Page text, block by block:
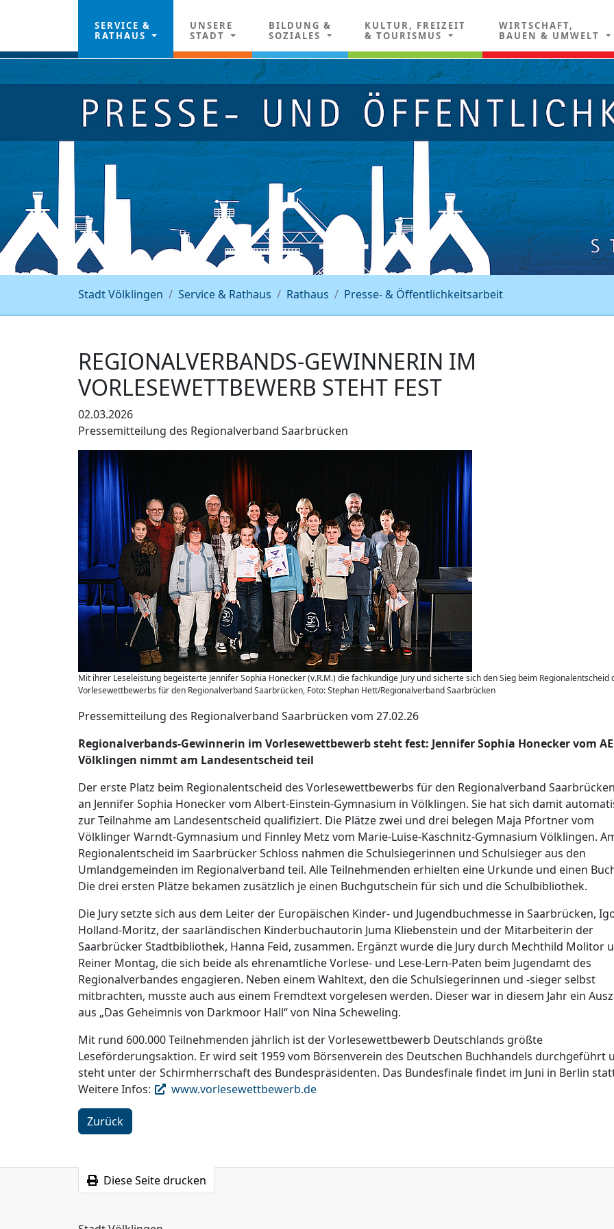
SERVICE &
RATHAUS
UNSERE
STADT
BILDUNG &
SOZIALES
KULTUR, FREIZEIT
& TOURISMUS
WIRTSCHAFT,
BAUEN & UMWELT
Stadt Völklingen Service & Rathaus Rathaus Presse- & Öffentlichkeitsarbeit
REGIONALVERBANDS-GEWINNERIN IM
VORLESEWETTBEWERB STEHT FEST
02.03.2026
Pressemitteilung des Regionalverband Saarbrücken
Mit ihrer Leseleistung begeisterte Jennifer Sophia Honecker (v.R.M.) die fachkundige Jury und sicherte sich den Sieg beim Regionalentscheid
Vorlesewettbewerbs für den Regionalverband Saarbrücken, Foto: Stephan Hett/Regionalverband Saarbrücken
Pressemitteilung des Regionalverband Saarbrücken vom 27.02.26
Regionalverbands-Gewinnerin im Vorlesewettbewerb steht fest: Jennifer Sophia Honecker vom
Völklingen nimmt am Landesentscheid teil
Der erste Platz beim Regionalentscheid des Vorlesewettbewerbs für den Regionalverband
an Jennifer Sophia Honecker vom Albert-Einstein-Gymnasium in Völklingen. Sie hat sich damit
zur Teilnahme am Landesentscheid qualifiziert. Die Plätze zwei und drei belegen Maja Pfortner vom
Völklinger Warndt-Gymnasium und Finnley Metz vom Marie-Luise-Kaschnitz-Gymnasium Völklingen.
Regionalentscheid im Saarbrücker Schloss nahmen die Schulsiegerinnen und Schulsieger aus den
Umlandgemeinden im Regionalverband teil. Alle Teilnehmenden erhielten eine Urkunde und einen
Die drei ersten Plätze bekamen zusätzlich je einen Buchgutschein für sich und die Schulbibliothek.
Die Jury setzte sich aus dem Leiter der Europäischen Kinder- und Jugendbuchmesse in Saarbrücken,
Holland-Moritz, der saarländischen Kinderbuchautorin Juma Kliebenstein und der Mitarbeiterin der
Saarbrücker Stadtbibliothek, Hanna Feid, zusammen. Ergänzt wurde die Jury durch Mechthild Molitor
Reiner Montag, die sich beide als ehrenamtliche Vorlese- und Lese-Lern-Paten beim Jugendamt des
Regionalverbandes engagieren. Neben einem Wahltext, den die Schulsiegerinnen und -sieger selbst
mitbrachten, musste auch aus einem Fremdtext vorgelesen werden. Dieser war in diesem Jahr ein
aus „Das Geheimnis von Darkmoor Hall“ von Nina Scheweling.
Mit rund 600.000 Teilnehmenden jährlich ist der Vorlesewettbewerb Deutschlands größte
Leseförderungsaktion. Er wird seit 1959 vom Börsenverein des Deutschen Buchhandels durchgeführt
steht unter der Schirmherrschaft des Bundespräsidenten. Das Bundesfinale findet im Juni in Berlin
Weitere Infos:
www.vorlesewettbewerb.de
Zurück
Diese Seite drucken